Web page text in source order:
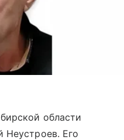
области
Неустроев. Его